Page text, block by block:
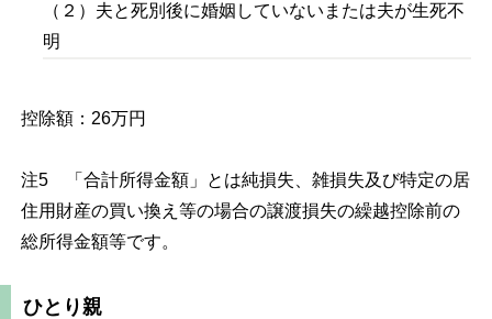
（２）夫と死別後に婚姻していないまたは夫が生死不
明
控除額：26万円
注5 「合計所得金額」とは純損失、雑損失及び特定の居
住用財産の買い換え等の場合の譲渡損失の繰越控除前の
総所得金額等です。
ひとり親